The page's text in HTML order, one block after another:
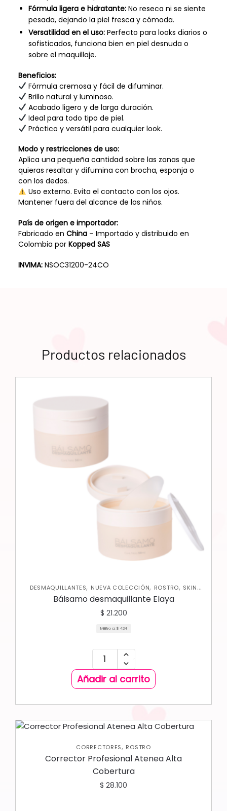
Fórmula ligera e hidratante:No reseca ni se siente
pesada, dejando la piel fresca y cómoda.
Versatilidad en el uso:Perfecto para looks diarios o
sofisticados, funciona bien en piel desnuda o
sobre el maquillaje.
Beneficios:
Fórmula cremosa y fácil de difuminar.
Brillo natural y luminoso.
Acabado ligero y de larga duración.
Ideal para todo tipo de piel.
Práctico y versátil para cualquier look.
Modo y restricciones de uso:
Aplica una pequeña cantidad sobre las zonas que
quieras resaltar y difumina con brocha, esponja o
con los dedos.
Uso externo. Evita el contacto con los ojos.
Mantener fuera del alcance de los niños.
País de origen e importador:
Fabricado en China– Importado y distribuido en
Colombia por Kopped SAS
INVIMA:NSOC31200-24CO
Productos relacionados
DESMAQUILLANTES, NUEVA COLECCIÓN, ROSTRO, SKIN
CARE FACIAL
Bálsamo desmaquillante Elaya
$ 21.200
Mililitro a: $ 424
Añadir al carrito
CORRECTORES, ROSTRO
Corrector Profesional Atenea Alta
Cobertura
$ 28.100